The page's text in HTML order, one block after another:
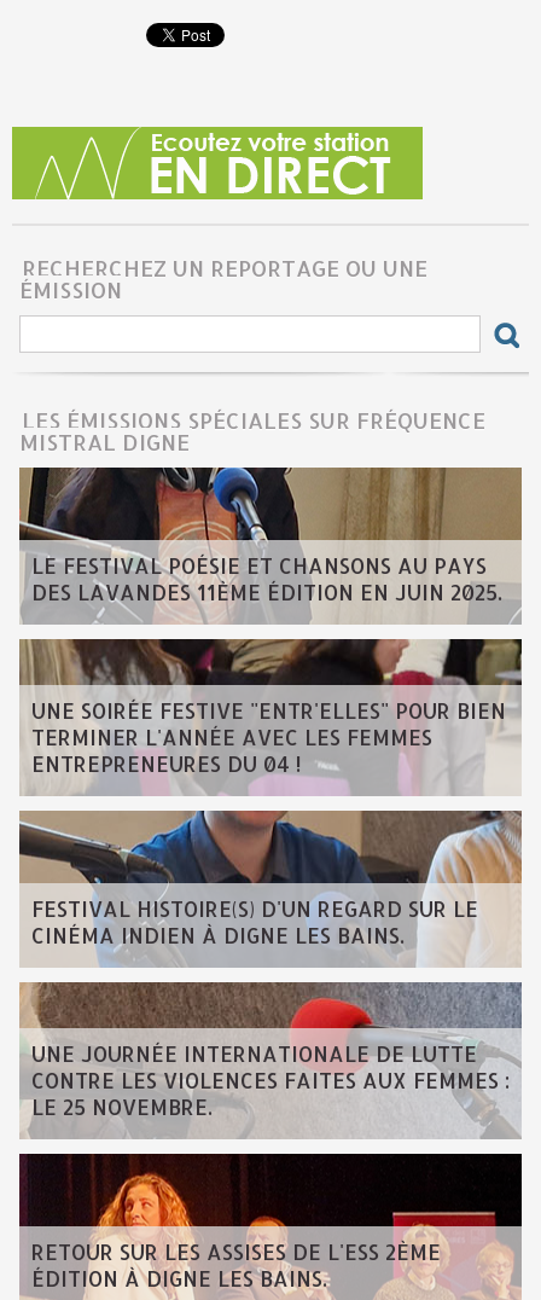
RECHERCHEZ UN REPORTAGE OU UNE
ÉMISSION
LES ÉMISSIONS SPÉCIALES SUR FRÉQUENCE
MISTRAL DIGNE
LE FESTIVAL POÉSIE ET CHANSONS AU PAYS
DES LAVANDES 11ÈME ÉDITION EN JUIN 2025.
UNE SOIRÉE FESTIVE "ENTR'ELLES" POUR BIEN
TERMINER L'ANNÉE AVEC LES FEMMES
ENTREPRENEURES DU 04 !
FESTIVAL HISTOIRE(S) D'UN REGARD SUR LE
CINÉMA INDIEN À DIGNE LES BAINS.
UNE JOURNÉE INTERNATIONALE DE LUTTE
CONTRE LES VIOLENCES FAITES AUX FEMMES :
LE 25 NOVEMBRE.
RETOUR SUR LES ASSISES DE L'ESS 2ÈME
ÉDITION À DIGNE LES BAINS.